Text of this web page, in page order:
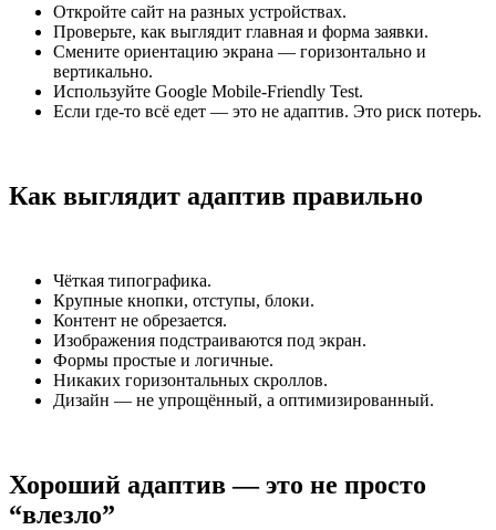
Откройте сайт на разных устройствах.
Проверьте, как выглядит главная и форма заявки.
Смените ориентацию экрана — горизонтально и
вертикально.
Используйте Google Mobile-Friendly Test.
Если где-то всё едет — это не адаптив. Это риск потерь.
Как выглядит адаптив правильно
Чёткая типографика.
Крупные кнопки, отступы, блоки.
Контент не обрезается.
Изображения подстраиваются под экран.
Формы простые и логичные.
Никаких горизонтальных скроллов.
Дизайн — не упрощённый, а оптимизированный.
Хороший адаптив — это не просто
“влезло”